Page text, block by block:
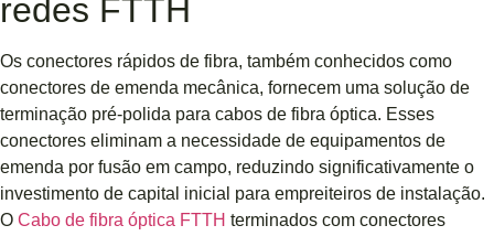
redes FTTH
Os conectores rápidos de fibra, também conhecidos como
conectores de emenda mecânica, fornecem uma solução de
terminação pré-polida para cabos de fibra óptica. Esses
conectores eliminam a necessidade de equipamentos de
emenda por fusão em campo, reduzindo significativamente o
investimento de capital inicial para empreiteiros de instalação.
O Cabo de fibra óptica FTTH terminados com conectores